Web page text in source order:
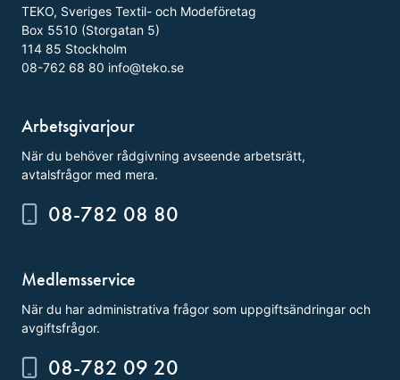
TEKO, Sveriges Textil- och Modeföretag
Box 5510 (Storgatan 5)
114 85 Stockholm
08-762 68 80 info@teko.se
Arbetsgivarjour
När du behöver rådgivning avseende arbetsrätt,
avtalsfrågor med mera.
08-782 08 80
Medlemsservice
När du har administrativa frågor som uppgiftsändringar och
avgiftsfrågor.
08-782 09 20